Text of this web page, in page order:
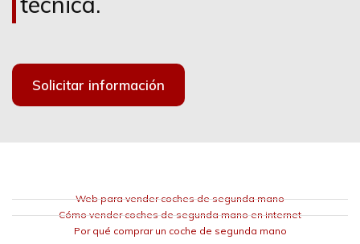
Solicitar información
Web para vender coches de segunda mano
Cómo vender coches de segunda mano en internet
Por qué comprar un coche de segunda mano